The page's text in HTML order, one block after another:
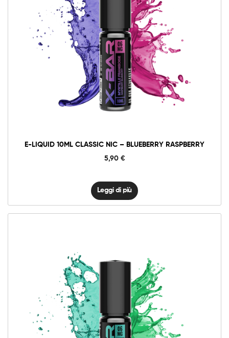
E-LIQUID 10ML CLASSIC NIC – BLUEBERRY RASPBERRY
5,90 €
Leggi di più